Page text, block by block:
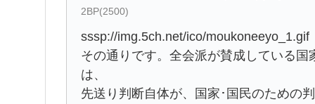
2BP(2500)
sssp://img.5ch.net/ico/moukoneeyo_1.gif
その通りです。全会派が賛成している
は、
先送り判断自体が、国家･国民のための